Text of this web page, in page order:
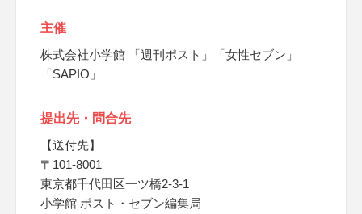
主催
株式会社小学館 「週刊ポスト」「女性セブン」
「SAPIO」
提出先・問合先
【送付先】
〒101-8001
東京都千代田区一ツ橋2-3-1
小学館 ポスト・セブン編集局